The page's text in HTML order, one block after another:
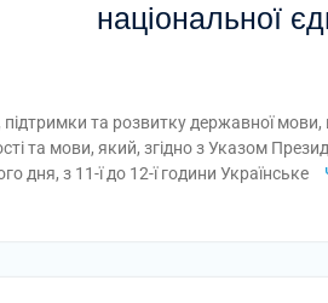
національної
та розвитку державної
та мови, який, згідно з Указом
дня, з 11-ї до 12-ї години Українське